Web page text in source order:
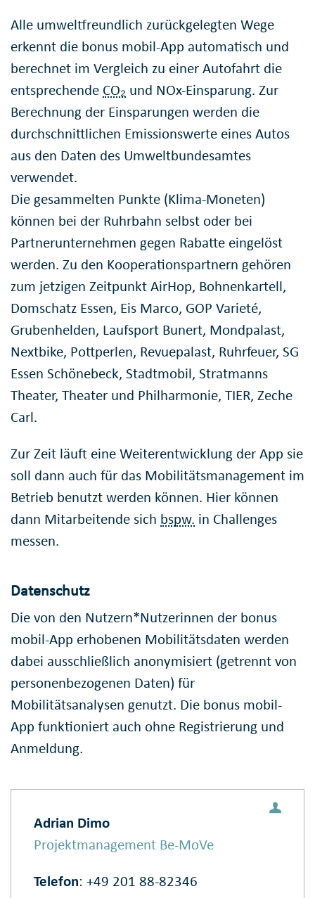
Alle umweltfreundlich zurückgelegten Wege
erkennt die bonus mobil-App automatisch und
berechnet im Vergleich zu einer Autofahrt die
entsprechende CO₂ und NOx-Einsparung. Zur
Berechnung der Einsparungen werden die
durchschnittlichen Emissionswerte eines Autos
aus den Daten des Umweltbundesamtes
verwendet.
Die gesammelten Punkte (Klima-Moneten)
können bei der Ruhrbahn selbst oder bei
Partnerunternehmen gegen Rabatte eingelöst
werden. Zu den Kooperationspartnern gehören
zum jetzigen Zeitpunkt AirHop, Bohnenkartell,
Domschatz Essen, Eis Marco, GOP Varieté,
Grubenhelden, Laufsport Bunert, Mondpalast,
Nextbike, Pottperlen, Revuepalast, Ruhrfeuer, SG
Essen Schönebeck, Stadtmobil, Stratmanns
Theater, Theater und Philharmonie, TIER, Zeche
Carl.
Zur Zeit läuft eine Weiterentwicklung der App sie
soll dann auch für das Mobilitätsmanagement im
Betrieb benutzt werden können. Hier können
dann Mitarbeitende sich bspw. in Challenges
messen.
Datenschutz
Die von den Nutzern*Nutzerinnen der bonus
mobil-App erhobenen Mobilitätsdaten werden
dabei ausschließlich anonymisiert (getrennt von
personenbezogenen Daten) für
Mobilitätsanalysen genutzt. Die bonus mobil-
App funktioniert auch ohne Registrierung und
Anmeldung.
Adrian Dimo
Projektmanagement Be-MoVe
Telefon: +49 201 88-82346